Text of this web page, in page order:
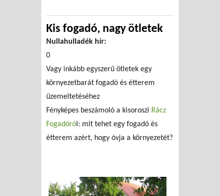
Kis fogadó, nagy ötletek
Nullahulladék hír:
0
Vagy inkább egyszerű ötletek egy
környezetbarát fogadó és étterem
üzemeltetéséhez
Fényképes beszámoló a kisoroszi Rácz
Fogadóró l: mit tehet egy fogadó és
étterem azért, hogy óvja a környezetét?